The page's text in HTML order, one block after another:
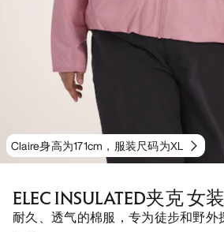
Claire身高为171cm，服装尺码为XL
ELEC INSULATED夹克 女装
耐久、透气的棉服，专为徒步和野外